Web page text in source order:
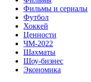
Фильмы и сериалы
Футбол
Хоккей
Ценности
ЧМ-2022
Шахматы
Шоу-бизнес
Экономика